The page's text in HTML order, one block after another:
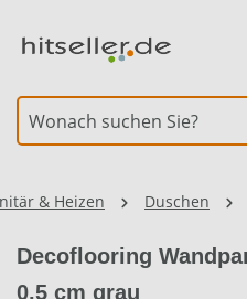
& Heizen Duschen
Decoflooring
0,5 cm grau